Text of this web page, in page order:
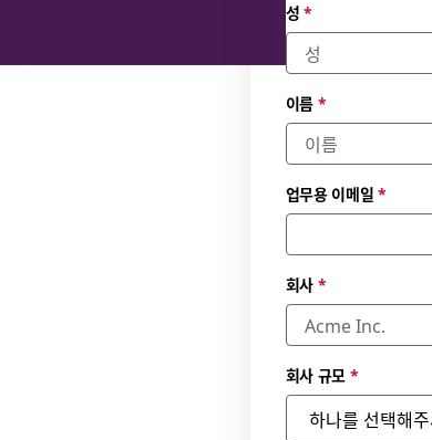
성 *
이름*
업무용 이메일 *
회사*
회사 규모 *